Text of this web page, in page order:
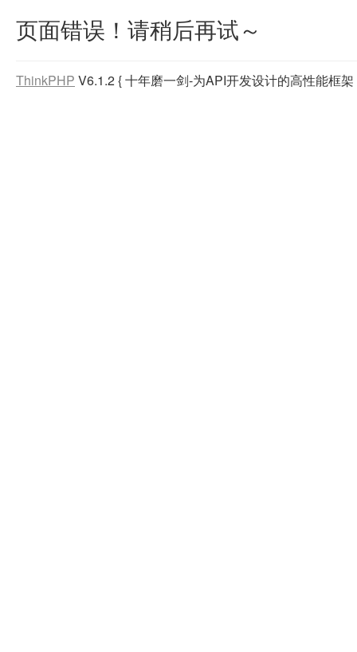
页面错误！请稍后再试～
ThinkPHP V6.1.2{ 十年磨一剑-为API开发设计的高性能框架